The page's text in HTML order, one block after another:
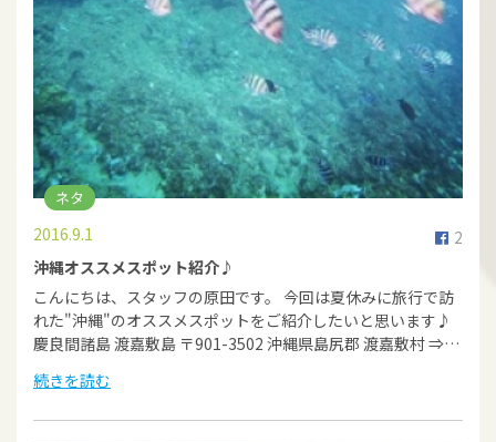
ネタ
2
2016.9.1
沖縄オススメスポット紹介♪
こんにちは、スタッフの原田です。 今回は夏休みに旅行で訪
れた"沖縄"のオススメスポットをご紹介したいと思います♪
慶良間諸島 渡嘉敷島 〒901-3502 沖縄県島尻郡 渡嘉敷村 ⇒…
続きを読む